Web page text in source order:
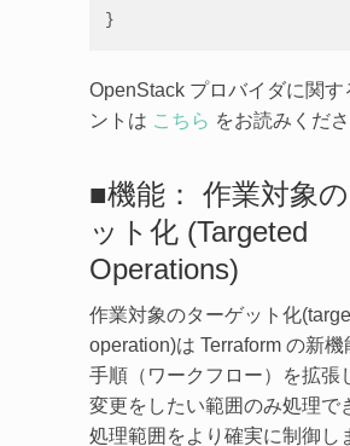
}
OpenStack プロバイダに関す
ントは こちら をお読みくださ
■機能： 作業対象
ット化 (Targeted
Operations)
作業対象のターゲット化
operation)は Terraform の新機
手順（ワークフロー）を拡張
変更をしたい範囲のみ処理で
処理範囲をより確実に制御し